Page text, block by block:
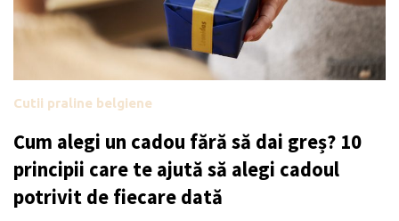
Cutii praline belgiene
Cum alegi un cadou fără să dai greș? 10
principii care te ajută să alegi cadoul
potrivit de fiecare dată